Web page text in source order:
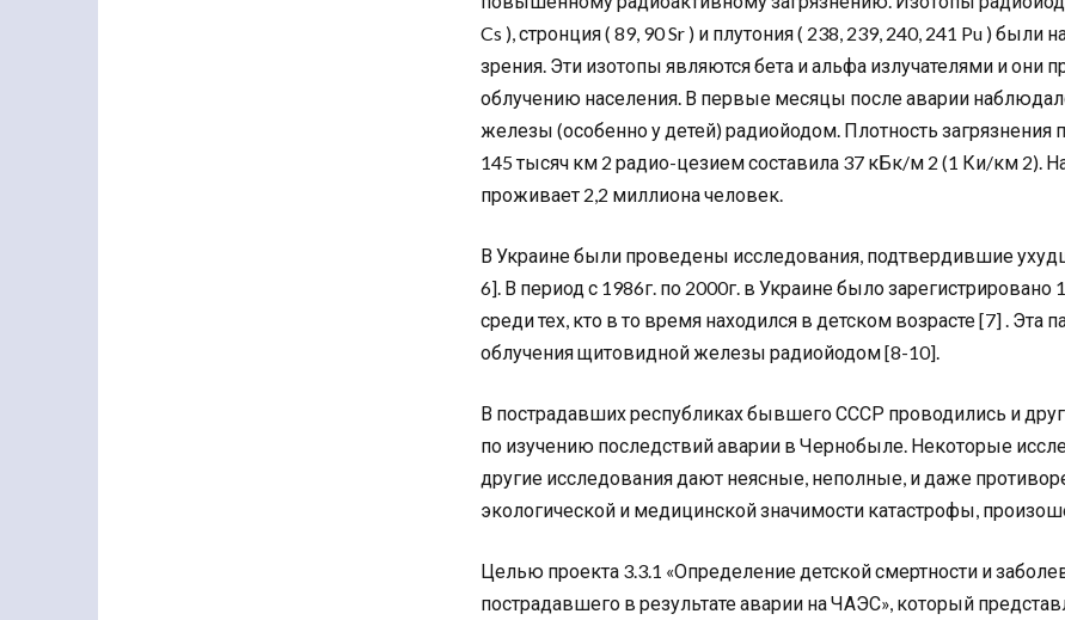
Cs ), стронция ( 89, 90 Sr ) и плутония ( 238, 239, 240, 241 Pu )
зрения. Эти изотопы являются бета и альфа излучателями и
облучению населения. В первые месяцы после аварии
железы (особенно у детей) радиойодом. Плотность
145 тысяч км 2 радио-цезием составила 37 кБк/м 2 (1 Ки/км 2).
проживает 2,2 миллиона человек.
В Украине были проведены исследования, подтвердившие
6]. В период с 1986г. по 2000г. в Украине было
среди тех, кто в то время находился в детском возрасте [7] .
облучения щитовидной железы радиойодом [8-10].
В пострадавших республиках бывшего СССР проводились и
по изучению последствий аварии в Чернобыле. Некоторые
другие исследования дают неясные, неполные, и даже
экологической и медицинской значимости катастрофы,
Целью проекта 3.3.1 «Определение детской смертности и
пострадавшего в результате аварии на ЧАЭС», который